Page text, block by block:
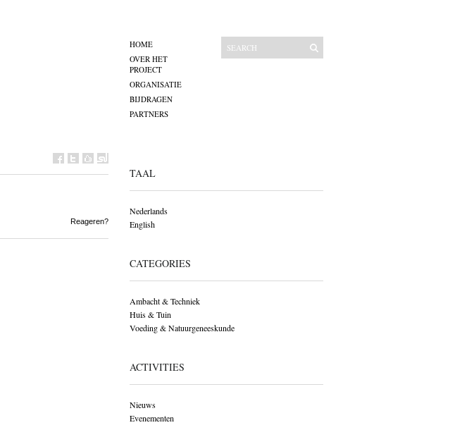
HOME
OVER HET
PROJECT
ORGANISATIE
BIJDRAGEN
PARTNERS
Reageren?
TAAL
Nederlands
English
CATEGORIES
Ambacht & Techniek
Huis & Tuin
Voeding & Natuurgeneeskunde
ACTIVITIES
Nieuws
Evenementen